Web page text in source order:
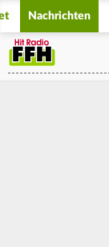
Nachrichten